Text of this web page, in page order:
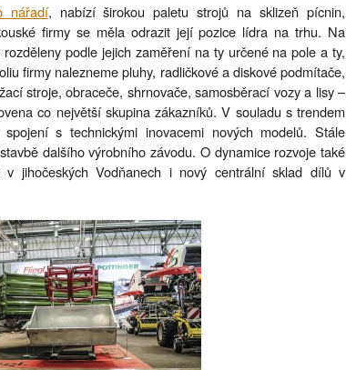
nářadí, nabízí širokou paletu strojů na sklizeň pícnin,
firmy se měla odrazit její pozice lídra na trhu. Na
podle jejich zaměření na ty určené na pole a ty,
firmy nalezneme pluhy, radličkové a diskové podmítače,
stroje, obraceče, shrnovače, samosběrací vozy a lisy –
co největší skupina zákazníků. V souladu s trendem
s technickými inovacemi nových modelů. Stále
dalšího výrobního závodu. O dynamice rozvoje také
v jihočeských Vodňanech i nový centrální sklad dílů v